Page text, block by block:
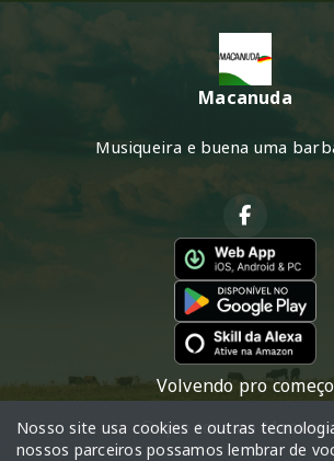
Macanuda
Musiqueira e buena uma
Volvendo pro começo
O que toca na
Nosso site usa cookies e outras
nossos parceiros possamos lembrar de